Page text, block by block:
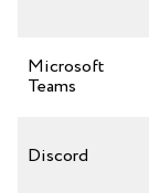
Microsoft
Teams
Discord